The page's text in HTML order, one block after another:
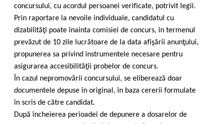
concursului, cu acordul persoanei verificate, potrivit legii.
Prin raportare la nevoile individuale, candidatul cu
dizabilităţi poate înainta comisiei de concurs, în termenul
prevăzut de 10 zile lucrătoare de la data afişării anunţului,
propunerea sa privind instrumentele necesare pentru
asigurarea accesibilităţii probelor de concurs.
În cazul nepromovării concursului, se eliberează doar
documentele depuse în original, în baza cererii formulate
în scris de către candidat.
După încheierea perioadei de depunere a dosarelor de